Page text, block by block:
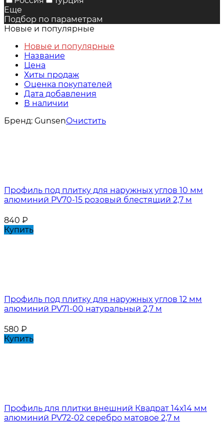
Еще
Подбор по параметрам
Новые и популярные
Новые и популярные
Название
Цена
Хиты продаж
Оценка покупателей
Дата добавления
В наличии
Бренд: GunsenОчистить
Профиль под плитку для наружных углов 10 мм
алюминий PV70-15 розовый блестящий 2,7 м
840 ₽
Купить
Профиль под плитку для наружных углов 12 мм
алюминий PV71-00 натуральный 2,7 м
580 ₽
Купить
Профиль для плитки внешний Квадрат 14х14 мм
алюминий PV72-02 серебро матовое 2,7 м